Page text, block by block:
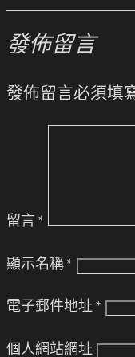
發佈留言
發佈留言必須填
留言 *
顯示名稱 *
電子郵件地址 *
個人網站網址